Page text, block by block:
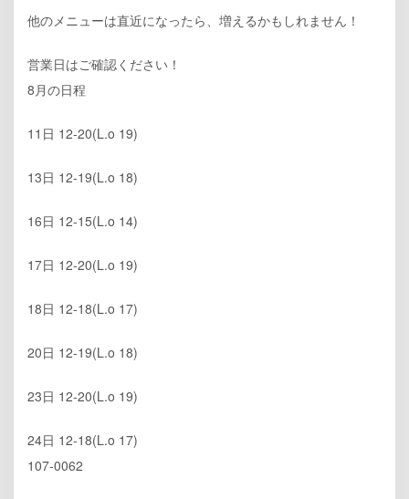
他のメニューは直近になったら、増えるかもしれません！
営業日はご確認ください！
8月の日程
11日 12-20(L.o 19)
13日 12-19(L.o 18)
16日 12-15(L.o 14)
17日 12-20(L.o 19)
18日 12-18(L.o 17)
20日 12-19(L.o 18)
23日 12-20(L.o 19)
24日 12-18(L.o 17)
107-0062